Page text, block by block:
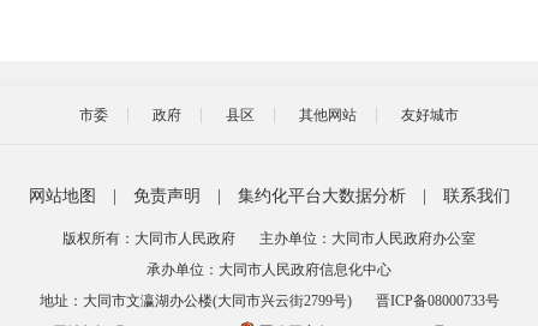
市委 政府 县区 其他网站 友好城市
网站地图 免责声明 集约化平台大数据分析 联系我们
版权所有：大同市人民政府
主办单位：大同市人民政府办公室
承办单位：大同市人民政府信息化中心
地址：大同市文瀛湖办公楼(大同市兴云街2799号)
晋ICP备08000733号